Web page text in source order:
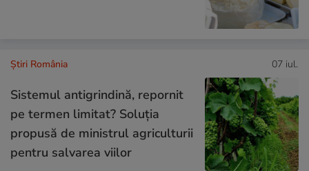
Știri România 07 iul.
Sistemul antigrindină, repornit
pe termen limitat? Soluția
propusă de ministrul agriculturii
pentru salvarea viilor